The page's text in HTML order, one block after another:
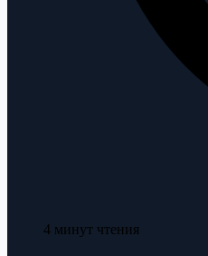
4 минут чтения